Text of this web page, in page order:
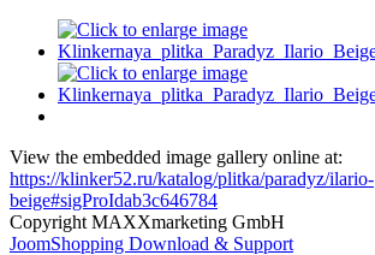
View the embedded image gallery online at:
https://klinker52.ru/katalog/plitka/paradyz/ilario-
beige#sigProIdab3c646784
Copyright MAXXmarketing GmbH
JoomShopping Download & Support